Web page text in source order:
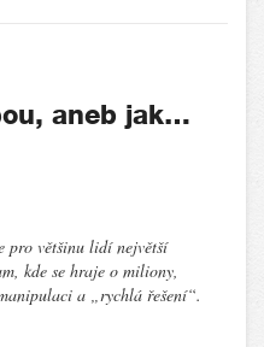
aneb jak…
pro většinu lidí největší
kde se hraje o miliony,
a „rychlá řešení“.